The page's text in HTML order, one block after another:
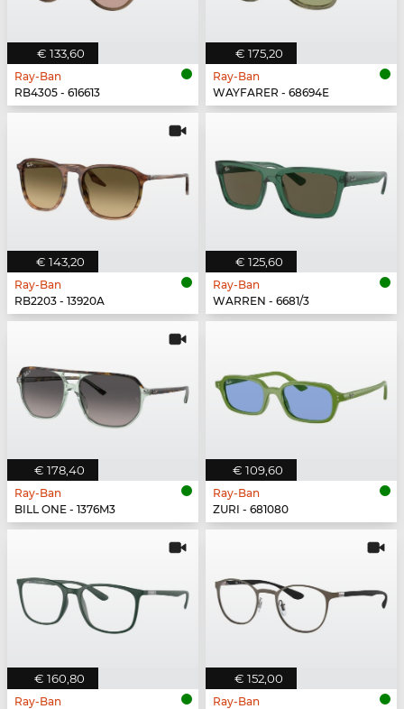
€ 133,60
Ray-Ban
RB4305 - 616613
€ 175,20
Ray-Ban
WAYFARER - 68694E
€ 143,20
Ray-Ban
RB2203 - 13920A
€ 125,60
Ray-Ban
WARREN - 6681/3
€ 178,40
Ray-Ban
BILL ONE - 1376M3
€ 109,60
Ray-Ban
ZURI - 681080
€ 160,80
Ray-Ban
€ 152,00
Ray-Ban